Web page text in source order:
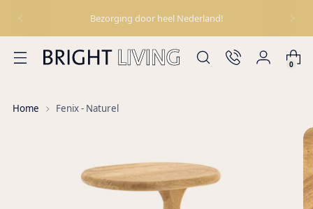
Bezorging door heel Nederland!
0
Home Fenix - Naturel